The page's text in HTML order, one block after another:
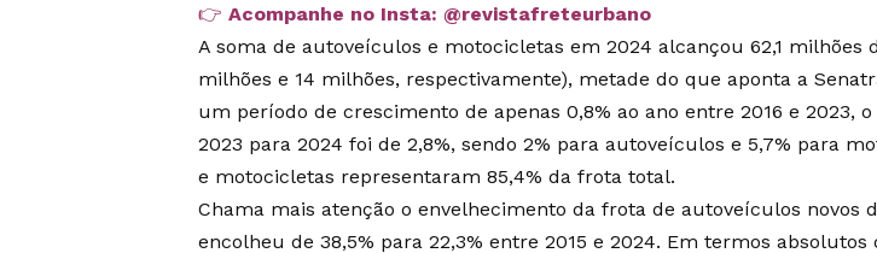
👉 Acompanhe no Insta: @revistafreteurbano
A soma de autoveículos e motocicletas em 2024 alcançou 62,1 milhões
milhões e 14 milhões, respectivamente), metade do que aponta a
um período de crescimento de apenas 0,8% ao ano entre 2016 e 2023,
2023 para 2024 foi de 2,8%, sendo 2% para autoveículos e 5,7% para
e motocicletas representaram 85,4% da frota total.
Chama mais atenção o envelhecimento da frota de autoveículos novos
encolheu de 38,5% para 22,3% entre 2015 e 2024. Em termos absolutos